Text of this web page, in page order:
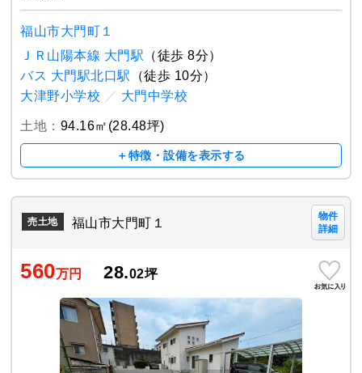
福山市大門町１
ＪＲ山陽本線 大門駅 （徒歩 8分）
バス 大門駅北口駅
（徒歩 10分）
大津野小学校 ／ 大門中学校
土地： 94.16㎡(28.48坪)
＋特徴・設備を表示する
売土地 福山市大門町１
物件
詳細
560万円 28.02坪